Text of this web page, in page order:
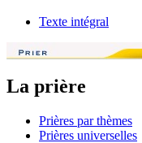
Texte intégral
La prière
Prières par thèmes
Prières universelles